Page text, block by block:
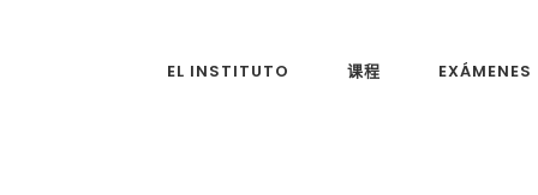
EL INSTITUTO 课程 EXÁMENES